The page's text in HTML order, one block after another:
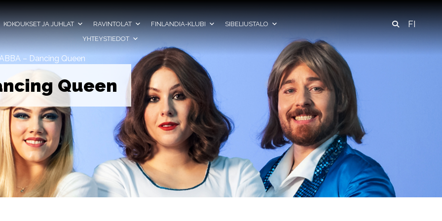
KOKOUKSET JA JUHLAT RAVINTOLAT FINLANDIA-KLUBI
SIBELIUSTALO
YHTEYSTIEDOT
FI
– Dancing Queen
Queen